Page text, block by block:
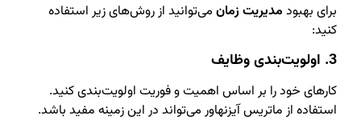
برای بهبود مدیریت زمان می‌توانید از روش‌های زیر استفاده
کنید:
3. اولویت‌بندی وظایف
کارهای خود را بر اساس اهمیت و فوریت اولویت‌بندی کنید.
استفاده از ماتریس آیزنهاور می‌تواند در این زمینه مفید باشد.